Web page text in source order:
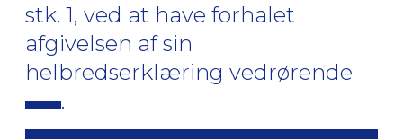
stk. 1, ved at have forhalet
afgivelsen af sin
helbredserklæring vedrørende
.